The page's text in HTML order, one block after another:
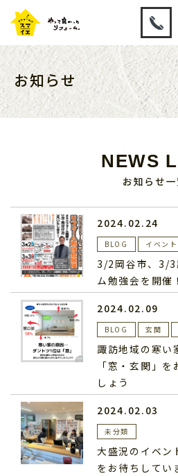
お知らせ
NEWS
お知らせ
2024.02.24
BLOG イベント
3/2岡谷市、3/3
ム勉強会を開催！
2024.02.09
BLOG 玄関
諏訪地域の寒い
「窓・玄関」
しょう
2024.02.03
未分類
大盛況のイベン
をお待ちしてい